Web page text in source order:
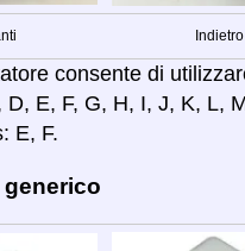
Indietro
consente di
D, E, F, G, H, I, J, K, L,
E, F.